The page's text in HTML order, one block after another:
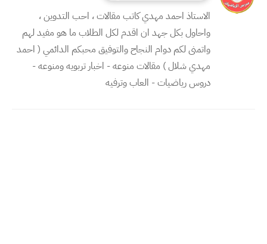
الاستاذ احمد مهدي كاتب مقالات ، احب التدوين ،
واحاول بكل جهد ان اقدم لكل الطلاب ما هو مفيد لهم
واتمنى لكم دوام النجاح والتوفيق محبكم الدائمي ( احمد
مهدي شلال ) مقالات منوعه - اخبار تربويه ومنوعه -
دروس رياضيات - العاب وترفيه